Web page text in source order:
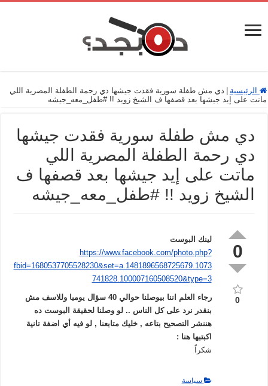
الرئيسية
دي مش طفلة سورية فقدت جيشها دي رحمة الطفلة المصرية اللي
ماتت على إيد جيشها بعد قصفها ف الشيخ زويد !! ‫#‏طفل_معه_جيشه‬
دي مش طفلة سورية فقدت جيشها
دي رحمة الطفلة المصرية اللي
ماتت على إيد جيشها بعد قصفها ف
الشيخ زويد !! ‫#‏طفل_معه_جيشه‬
0
0
لينك البوست
https://www.facebook.com/photo.php?
fbid=1680537705528230&set=a.1481896568725679.1073
741828.100007160508520&type=3
رجاء العلم اننا بيوصلنا حوالي 40 سؤال يوميا وللاسف مش
بنقدر نرد على كل الناس .. لو وصلنا لحقيقة البوست ده
هننشر التصحيح بتاعه , خليك متابعنا , لو فيه أي اضفة تانية
اكبتبها هنا :
شكراً
سياسة